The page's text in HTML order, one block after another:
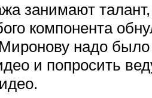
занимают
компонента
надо было
и попросить